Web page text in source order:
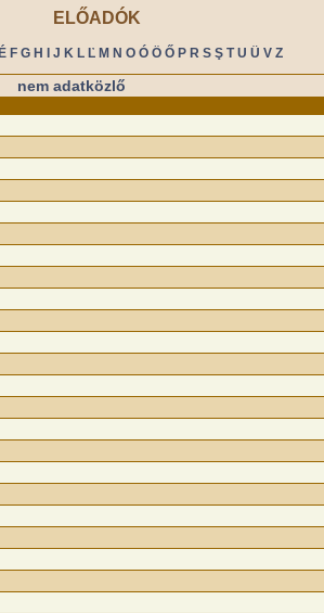
ELŐADÓK
É F G H J K L Ľ M N O Ó Ö Ő P R S Ş T U Ü V Z
nem adatközlő